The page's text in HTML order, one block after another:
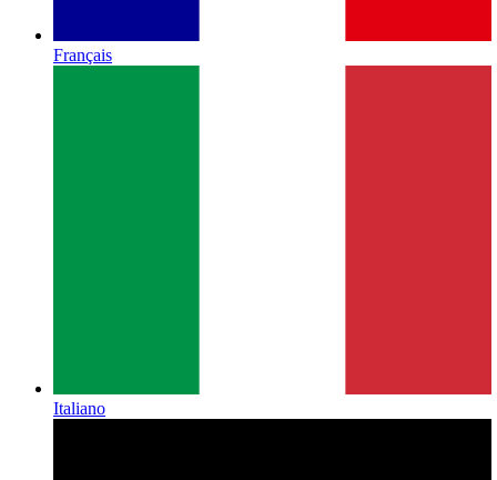
Français
Italiano